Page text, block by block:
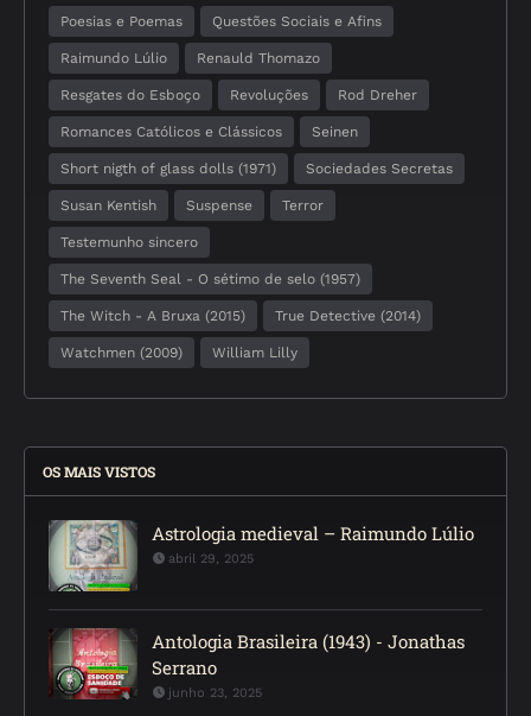
Poesias e Poemas Questões Sociais e Afins
Raimundo Lúlio Renauld Thomazo
Resgates do Esboço Revoluções Rod Dreher
Romances Católicos e Clássicos Seinen
Short nigth of glass dolls (1971) Sociedades Secretas
Susan Kentish Suspense Terror
Testemunho sincero
The Seventh Seal - O sétimo de selo (1957)
The Witch - A Bruxa (2015) True Detective (2014)
Watchmen (2009) William Lilly
OS MAIS VISTOS
Astrologia medieval – Raimundo Lúlio
abril 29, 2025
Antologia Brasileira (1943) - Jonathas
Serrano
junho 23, 2025